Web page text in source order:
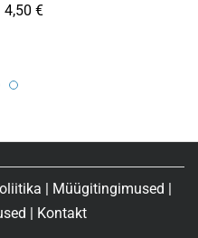
4,50 €
Müügitingimused
Kontakt